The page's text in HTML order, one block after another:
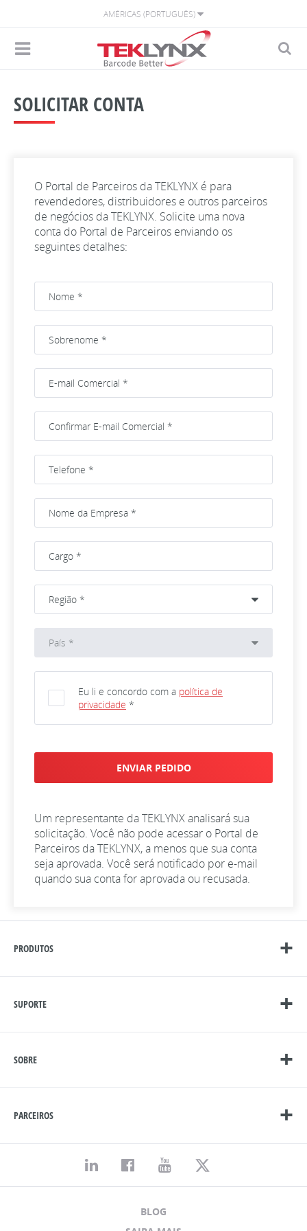
AMÉRICAS (PORTUGUÊS)
SOLICITAR CONTA
O Portal de Parceiros da TEKLYNX é para
revendedores, distribuidores e outros parceiros
de negócios da TEKLYNX. Solicite uma nova
conta do Portal de Parceiros enviando os
seguintes detalhes:
Eu li e concordo com a política de
privacidade *
Um representante da TEKLYNX analisará sua
solicitação. Você não pode acessar o Portal de
Parceiros da TEKLYNX, a menos que sua conta
seja aprovada. Você será notificado por e-mail
quando sua conta for aprovada ou recusada.
PRODUTOS
SUPORTE
SOBRE
PARCEIROS
BLOG